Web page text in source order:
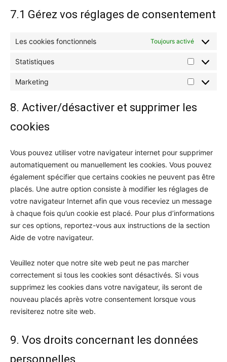
7.1 Gérez vos réglages de consentement
Les cookies fonctionnels Toujours activé
Statistiques
Marketing
Marketing
8. Activer/désactiver et supprimer les
cookies
Vous pouvez utiliser votre navigateur internet pour supprimer
automatiquement ou manuellement les cookies. Vous pouvez
également spécifier que certains cookies ne peuvent pas être
placés. Une autre option consiste à modifier les réglages de
votre navigateur Internet afin que vous receviez un message
à chaque fois qu’un cookie est placé. Pour plus d’informations
sur ces options, reportez-vous aux instructions de la section
Aide de votre navigateur.
Veuillez noter que notre site web peut ne pas marcher
correctement si tous les cookies sont désactivés. Si vous
supprimez les cookies dans votre navigateur, ils seront de
nouveau placés après votre consentement lorsque vous
revisiterez notre site web.
9. Vos droits concernant les données
personnelles